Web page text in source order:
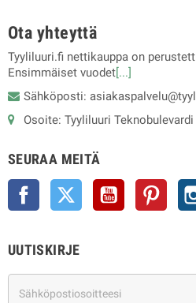
Ota yhteyttä
Tyyliluuri.fi nettikauppa on
Ensimmäiset vuodet[...]
Sähköposti:
Osoite: Tyyliluuri
SEURAA MEITÄ
Facebook Twitter YouTube
UUTISKIRJE